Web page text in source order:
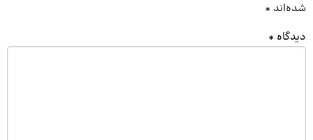
شده‌اند *
دیدگاه *